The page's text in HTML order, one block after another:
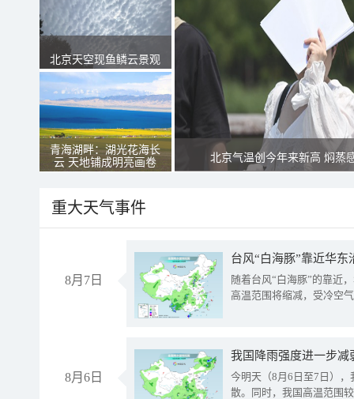
北京天空现鱼鳞云景观
青海湖畔：湖光花海长
云 天地铺成明亮画卷
北京气温创今年来新高 焖蒸
重大天气事件
8月7日
台风“白海豚”靠近华
随着台风“白海豚”的靠近
高温范围将缩减，受冷空
8月6日
今明天（8月6日至7日）
散。同时，我国高温范围